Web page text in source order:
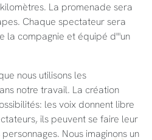
La promenade sera
Chaque spectateur sera
la compagnie et équipé d"'un
nous utilisons les
notre travail. La création
les voix donnent libre
ils peuvent se faire leur
Nous imaginons un